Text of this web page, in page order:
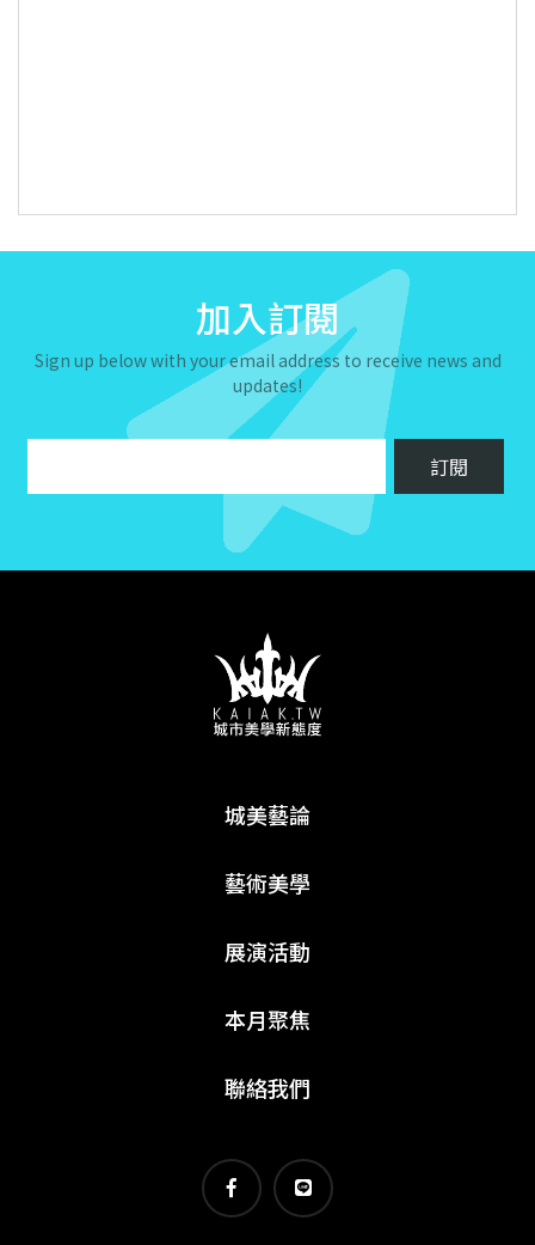
加入訂閱
Sign up below with your email address to receive news and
updates!
城美藝論
藝術美學
展演活動
本月聚焦
聯絡我們